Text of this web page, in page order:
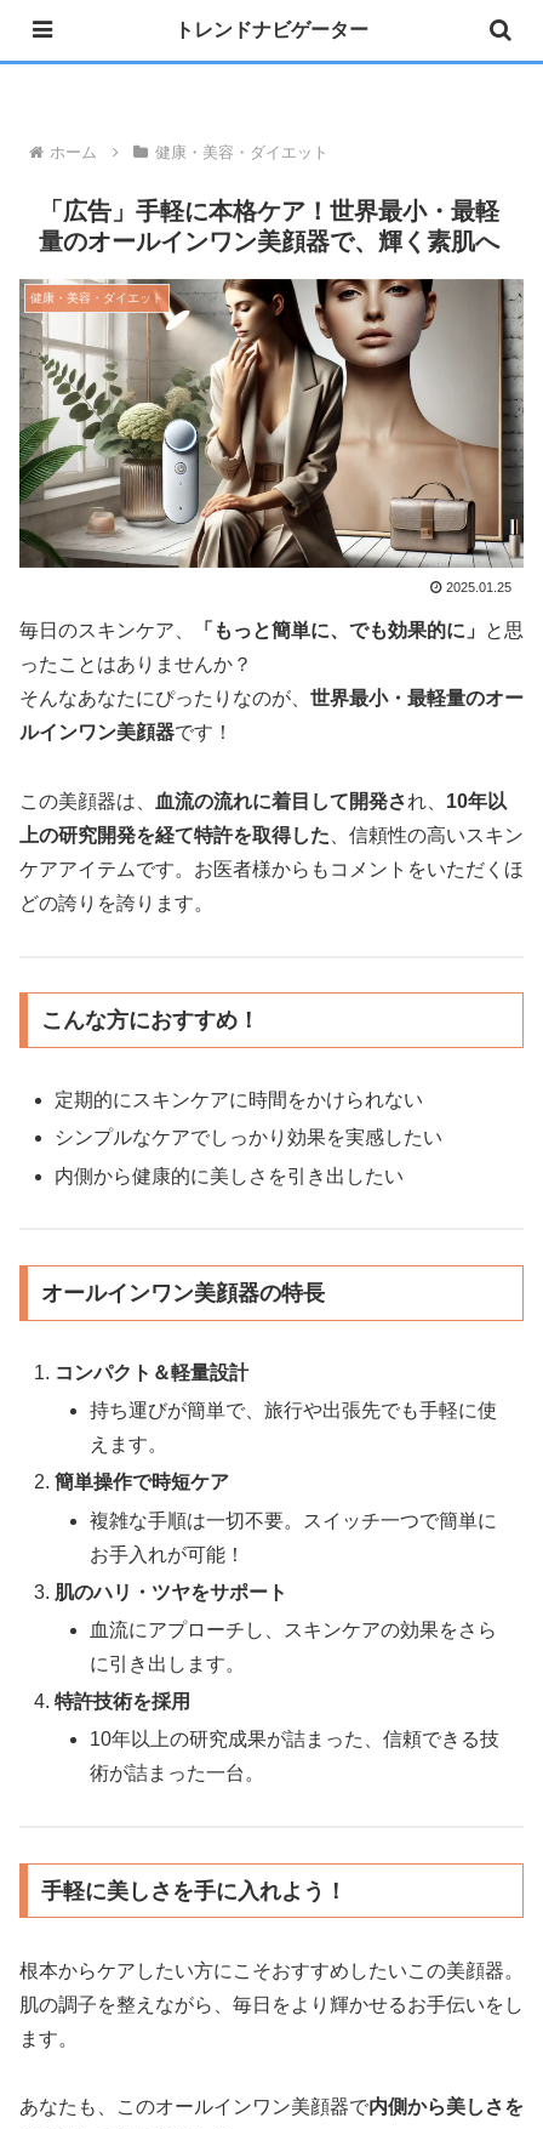
»公式 Instagram 開設しました
ホーム 健康・美容・ダイエット
「広告」手軽に本格ケア！世界最小・最軽
量のオールインワン美顔器で、輝く素肌へ
健康・美容・ダイエット
2025.01.25
毎日のスキンケア、 「もっと簡単に、でも効果的に」
と思
ったことはありませんか？
そんなあなたにぴったりなのが、 世界最小・最軽量のオー
ルインワン美顔器です！
この美顔器は、 血流の流れに着目して開発され、 10年以
上の研究開発を経て特許を取得した 、信頼性の高いスキン
ケアアイテムです。お医者様からもコメントをいただくほ
どの誇りを誇ります。
こんな方におすすめ！
定期的にスキンケアに時間をかけられない
シンプルなケアでしっかり効果を実感したい
内側から健康的に美しさを引き出したい
オールインワン美顔器の特長
コンパクト＆軽量設計
持ち運びが簡単で、旅行や出張先でも手軽に使
えます。
簡単操作で時短ケア
複雑な手順は一切不要。スイッチ一つで簡単に
お手入れが可能！
肌のハリ・ツヤをサポート
血流にアプローチし、スキンケアの効果をさら
に引き出します。
特許技術を採用
10年以上の研究成果が詰まった、信頼できる技
術が詰まった一台。
手軽に美しさを手に入れよう！
根本からケアしたい方にこそおすすめしたいこの美顔器。
肌の調子を整えながら、毎日をより輝かせるお手伝いをし
ます。
あなたも、このオールインワン美顔器で内側から美しさを
トレンドナビゲーター